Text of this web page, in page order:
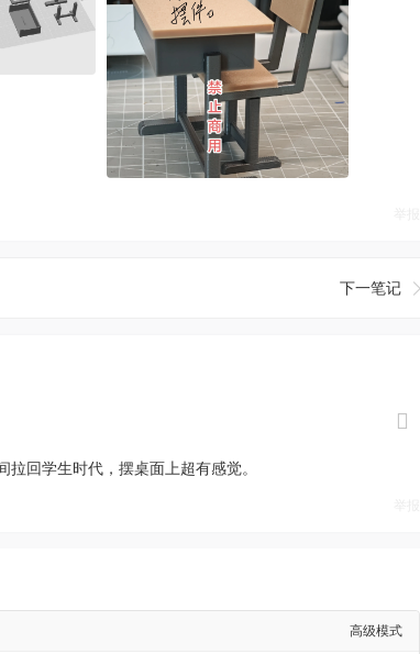
下一笔记
回学生时代，摆桌面上超有感觉。
高级模式